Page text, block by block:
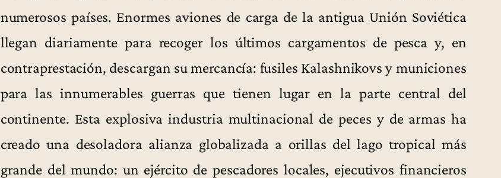
numerosos países. Enormes aviones de carga de la antigua Unión Soviética
llegan diariamente para recoger los últimos cargamentos de pesca y, en
contraprestación, descargan su mercancía: fusiles Kalashnikovs y municiones
para las innumerables guerras que tienen lugar en la parte central del
continente. Esta explosiva industria multinacional de peces y de armas ha
creado una desoladora alianza globalizada a orillas del lago tropical más
grande del mundo: un ejército de pescadores locales, ejecutivos financieros